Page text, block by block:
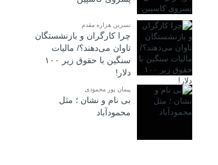
نسرین هزاره مقدم
چرا کارگران و بازنشستگان
تاوان می‌دهند؟/ مالیات
سنگین با حقوق زیر ۱۰۰
دلار!
پیمان پور محمودی
بی نام و نشان ؛ مثل
محمودآباد